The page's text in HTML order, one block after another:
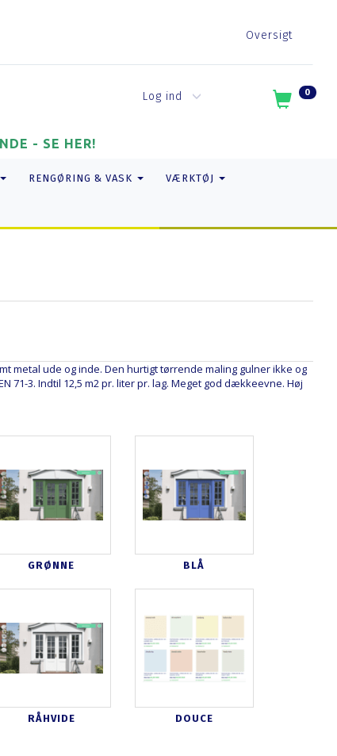
Oversigt
0
Log ind
- SE HER!
RENGØRING & VASK VÆRKTØJ
ude og inde. Den hurtigt tørrende maling gulner ikke og
71-3. Indtil 12,5 m2 pr. liter pr. lag. Meget god dækkeevne. Høj
GRØNNE BLÅ
RÅHVIDE DOUCE